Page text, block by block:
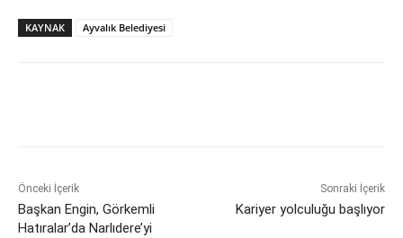
KAYNAK Ayvalık Belediyesi
Önceki İçerik
Başkan Engin, Görkemli
Hatıralar’da Narlıdere’yi
Sonraki İçerik
Kariyer yolculuğu başlıyor